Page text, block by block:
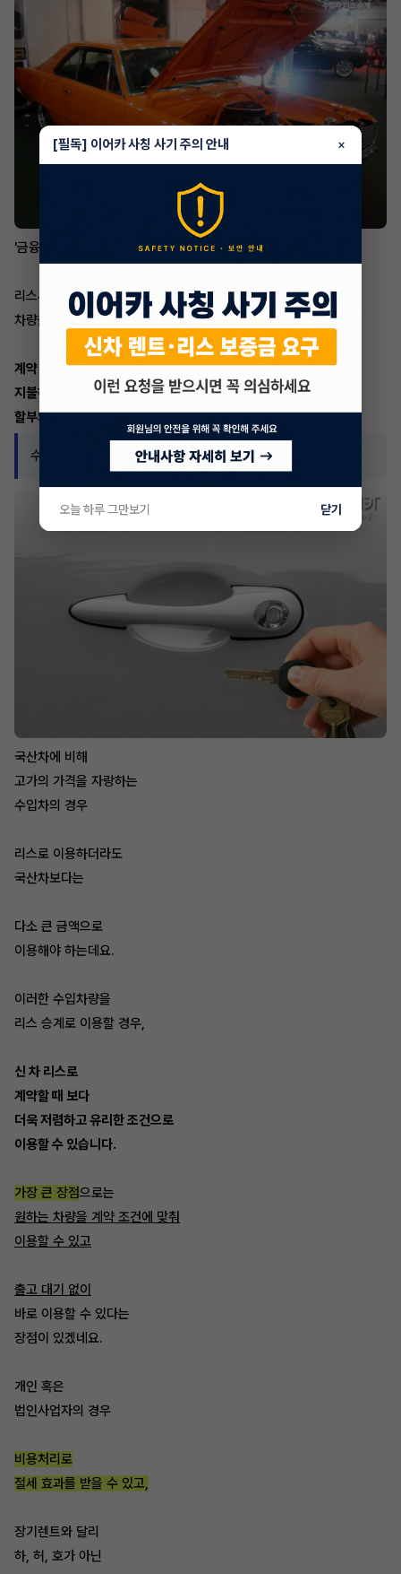
'금융리스'의 경우,
리스사 명의로
차량을 등록한 후
계약 기간으로 나누어
지불하는 방식으로
할부의 개념이라고 볼 수 있습니다.
수입차 리스 승계 장점
국산차에 비해
고가의 가격을 자랑하는
수입차의 경우
리스로 이용하더라도
국산차보다는
다소 큰 금액으로
이용해야 하는데요.
이러한 수입차량을
리스 승계로 이용할 경우,
신 차 리스로
계약할 때 보다
더욱 저렴하고 유리한 조건으로
이용할 수 있습니다.
가장 큰 장점으로는
원하는 차량을 계약 조건에 맞춰
이용할 수 있고
출고 대기 없이
바로 이용할 수 있다는
장점이 있겠네요.
개인 혹은
법인사업자의 경우
비용처리로
절세 효과를 받을 수 있고,
장기렌트와 달리
하, 허, 호가 아닌
[필독] 이어카 사칭 사기 주의 안내 ×
오늘 하루 그만보기 닫기